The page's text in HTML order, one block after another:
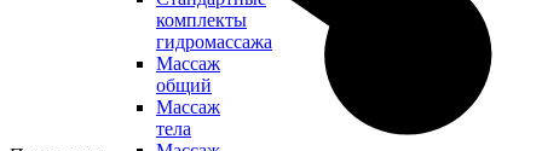
комплекты
гидромассажа
Массаж
общий
Массаж
тела